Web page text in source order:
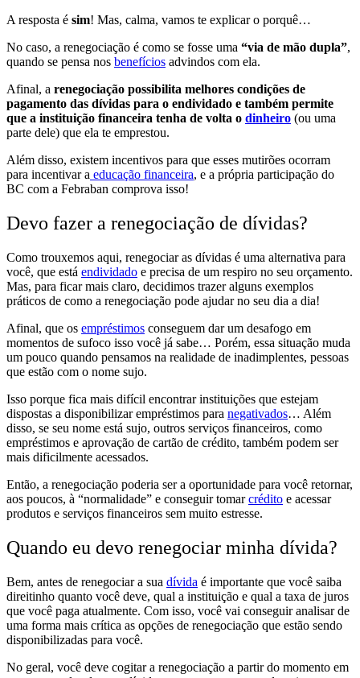
A resposta é sim! Mas, calma, vamos te explicar o porquê…
No caso, a renegociação é como se fosse uma “via de mão dupla”,
quando se pensa nos benefícios advindos com ela.
Afinal, a renegociação possibilita melhores condições de
pagamento das dívidas para o endividado e também permite
que a instituição financeira tenha de volta o dinheiro (ou uma
parte dele) que ela te emprestou.
Além disso, existem incentivos para que esses mutirões ocorram
para incentivar a educação financeira, e a própria participação do
BC com a Febraban comprova isso!
Devo fazer a renegociação de dívidas?
Como trouxemos aqui, renegociar as dívidas é uma alternativa para
você, que está endividado e precisa de um respiro no seu orçamento.
Mas, para ficar mais claro, decidimos trazer alguns exemplos
práticos de como a renegociação pode ajudar no seu dia a dia!
Afinal, que os empréstimos conseguem dar um desafogo em
momentos de sufoco isso você já sabe… Porém, essa situação muda
um pouco quando pensamos na realidade de inadimplentes, pessoas
que estão com o nome sujo.
Isso porque fica mais difícil encontrar instituições que estejam
dispostas a disponibilizar empréstimos para negativados… Além
disso, se seu nome está sujo, outros serviços financeiros, como
empréstimos e aprovação de cartão de crédito, também podem ser
mais dificilmente acessados.
Então, a renegociação poderia ser a oportunidade para você retornar,
aos poucos, à “normalidade” e conseguir tomarcrédito e acessar
produtos e serviços financeiros sem muito estresse.
Quando eu devo renegociar minha dívida?
Bem, antes de renegociar a sua dívida é importante que você saiba
direitinho quanto você deve, qual a instituição e qual a taxa de juros
que você paga atualmente. Com isso, você vai conseguiranalisar de
uma forma mais crítica as opções de renegociação que estão sendo
disponibilizadas para você.
No geral, você deve cogitar a renegociação a partir do momento em